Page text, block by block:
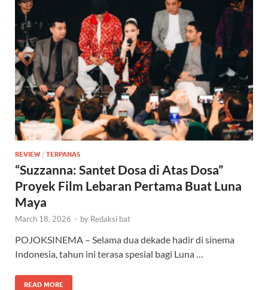
REVIEW / TERPANAS
“Suzzanna: Santet Dosa di Atas Dosa”
Proyek Film Lebaran Pertama Buat Luna
Maya
March 18, 2026 - by Redaksi bat
POJOKSINEMA – Selama dua dekade hadir di sinema
Indonesia, tahun ini terasa spesial bagi Luna …
READ MORE